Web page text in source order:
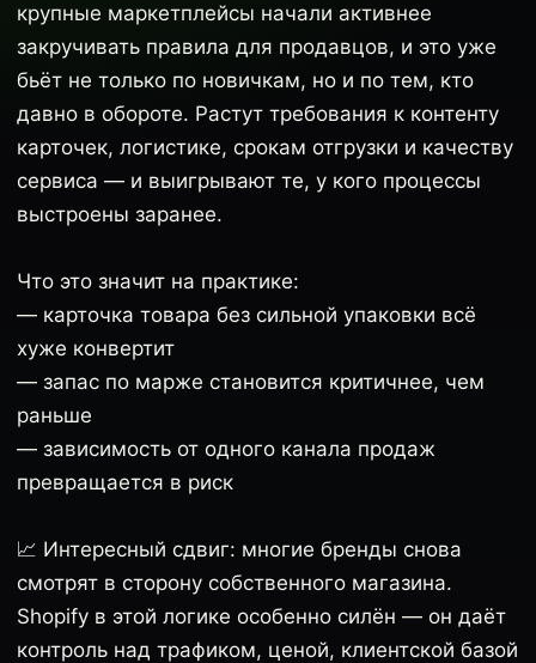
крупные маркетплейсы начали активнее
закручивать правила для продавцов, и это уже
бьёт не только по новичкам, но и по тем, кто
давно в обороте. Растут требования к контенту
карточек, логистике, срокам отгрузки и качеству
сервиса — и выигрывают те, у кого процессы
выстроены заранее.
Что это значит на практике:
— карточка товара без сильной упаковки всё
хуже конвертит
— запас по марже становится критичнее, чем
раньше
— зависимость от одного канала продаж
превращается в риск
📈 Интересный сдвиг: многие бренды снова
смотрят в сторону собственного магазина.
Shopify в этой логике особенно силён — он даёт
контроль над трафиком, ценой, клиентской базой